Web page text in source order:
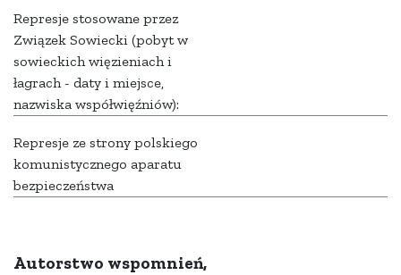
Represje stosowane przez
Związek Sowiecki (pobyt w
sowieckich więzieniach i
łagrach - daty i miejsce,
nazwiska współwięźniów):
Represje ze strony polskiego
komunistycznego aparatu
bezpieczeństwa
Autorstwo wspomnień,